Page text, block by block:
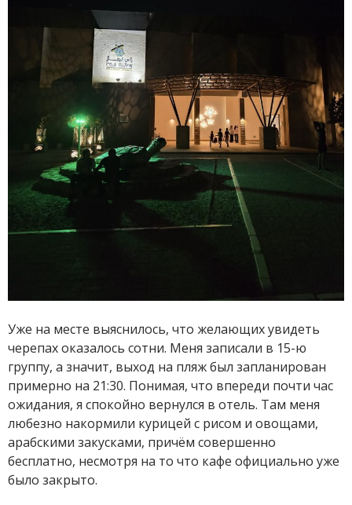
Уже на месте выяснилось, что желающих увидеть
черепах оказалось сотни. Меня записали в 15-ю
группу, а значит, выход на пляж был запланирован
примерно на 21:30. Понимая, что впереди почти час
ожидания, я спокойно вернулся в отель. Там меня
любезно накормили курицей с рисом и овощами,
арабскими закусками, причём совершенно
бесплатно, несмотря на то что кафе официально уже
было закрыто.